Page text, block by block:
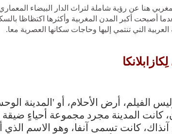
هنا عن رؤية شاملة لتراث الدار البيضاء
أصبحت أكبر المدن المغربية وأكثرها اكتظاظا
التي تنتمي إليها وحاجات سكانها العصرية معا.
وليس الفيلم، أرض الأحلام، أو 'المدينة
كانت المدينة مجرد مجموعة أحياءٍ ضيقة
كانت تسمى آنفا، وهو الاسم الذي